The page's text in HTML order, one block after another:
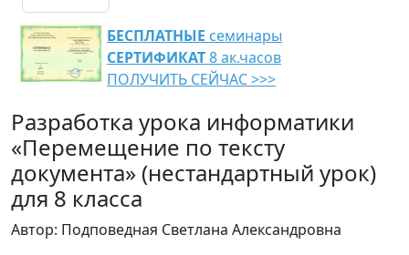
БЕСПЛАТНЫЕ семинары
СЕРТИФИКАТ8 ак.часов
ПОЛУЧИТЬ СЕЙЧАС >>>
Разработка урока информатики
«Перемещение по тексту
документа» (нестандартный урок)
для 8 класса
Автор: Подповедная Светлана Александровна